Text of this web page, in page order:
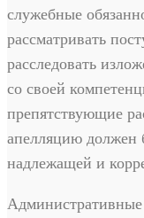
служебные
рассматривать
расследовать
со своей
препятствующие
апелляцию должен
надлежащей и